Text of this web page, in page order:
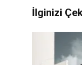
İlginizi